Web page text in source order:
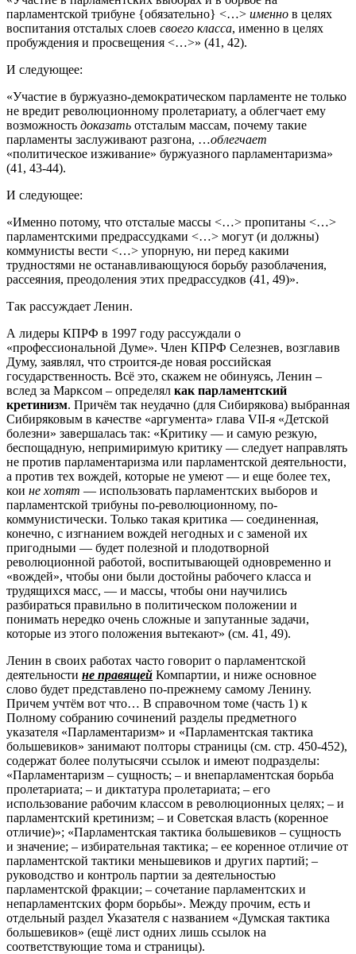
парламентской трибуне {обязательно} <…> именно в целях
воспитания отсталых слоев своего класса, именно в целях
пробуждения и просвещения <…>» (41, 42).
И следующее:
«Участие в буржуазно-демократическом парламенте не только
не вредит революционному пролетариату, а облегчает ему
возможность доказать отсталым массам, почему такие
парламенты заслуживают разгона, …облегчает
«политическое изживание» буржуазного парламентаризма»
(41, 43-44).
И следующее:
«Именно потому, что отсталые массы <…> пропитаны <…>
парламентскими предрассудками <…> могут (и должны)
коммунисты вести <…> упорную, ни перед какими
трудностями не останавливающуюся борьбу разоблачения,
рассеяния, преодоления этих предрассудков (41, 49)».
Так рассуждает Ленин.
А лидеры КПРФ в 1997 году рассуждали о
«профессиональной Думе». Член КПРФ Селезнев, возглавив
Думу, заявлял, что строится-де новая российская
государственность. Всё это, скажем не обинуясь, Ленин –
вслед за Марксом – определял как парламентский
кретинизм. Причём так неудачно (для Сибирякова) выбранная
Сибиряковым в качестве «аргумента» глава VII-я «Детской
болезни» завершалась так: «Критику — и самую резкую,
беспощадную, непримиримую критику — следует направлять
не против парламентаризма или парламентской деятельности,
а против тех вождей, которые не умеют — и еще более тех,
кои не хотят — использовать парламентских выборов и
парламентской трибуны по-революционному, по-
коммунистически. Только такая критика — соединенная,
конечно, с изгнанием вождей негодных и с заменой их
пригодными — будет полезной и плодотворной
революционной работой, воспитывающей одновременно и
«вождей», чтобы они были достойны рабочего класса и
трудящихся масс, — и массы, чтобы они научились
разбираться правильно в политическом положении и
понимать нередко очень сложные и запутанные задачи,
которые из этого положения вытекают» (см. 41, 49).
Ленин в своих работах часто говорит о парламентской
деятельности не правящей Компартии, и ниже основное
слово будет представлено по-прежнему самому Ленину.
Причем учтём вот что… В справочном томе (часть 1) к
Полному собранию сочинений разделы предметного
указателя «Парламентаризм» и «Парламентская тактика
большевиков» занимают полторы страницы (см. стр. 450-452),
содержат более полутысячи ссылок и имеют подразделы:
«Парламентаризм – сущность; – и внепарламентская борьба
пролетариата; – и диктатура пролетариата; – его
использование рабочим классом в революционных целях; – и
парламентский кретинизм; – и Советская власть (коренное
отличие)»; «Парламентская тактика большевиков – сущность
и значение; – избирательная тактика; – ее коренное отличие от
парламентской тактики меньшевиков и других партий; –
руководство и контроль партии за деятельностью
парламентской фракции; – сочетание парламентских и
непарламентских форм борьбы». Между прочим, есть и
отдельный раздел Указателя с названием «Думская тактика
большевиков» (ещё лист одних лишь ссылок на
соответствующие тома и страницы).